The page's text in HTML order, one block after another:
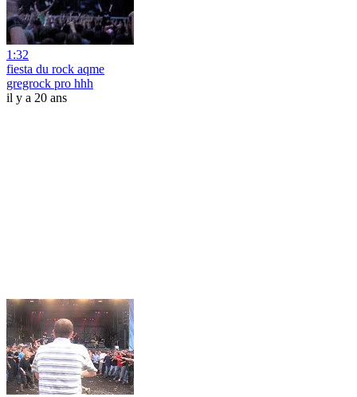
1:32
fiesta du rock aqme
gregrock pro hhh
il y a 20 ans